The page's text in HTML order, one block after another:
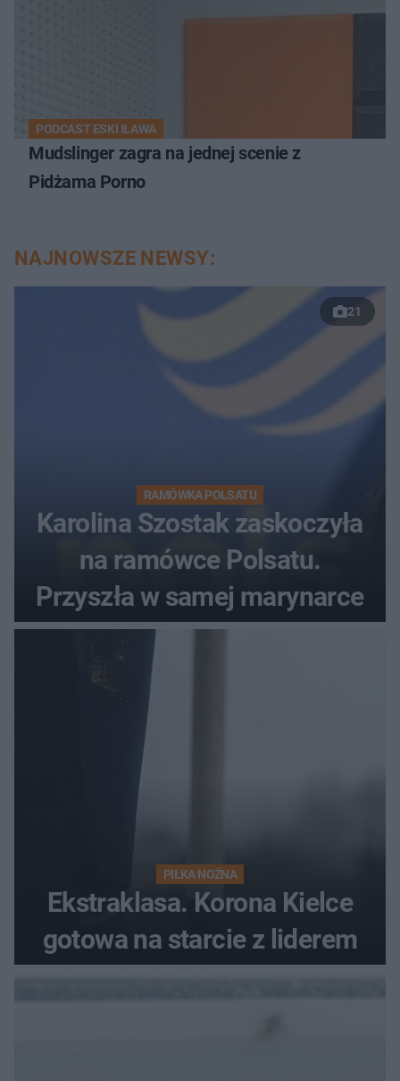
PODCAST ESKI IŁAWA
Mudslinger zagra na jednej scenie z
Pidżama Porno
NAJNOWSZE NEWSY:
21
RAMÓWKA POLSATU
Karolina Szostak zaskoczyła
na ramówce Polsatu.
Przyszła w samej marynarce
PIŁKA NOŻNA
Ekstraklasa. Korona Kielce
gotowa na starcie z liderem